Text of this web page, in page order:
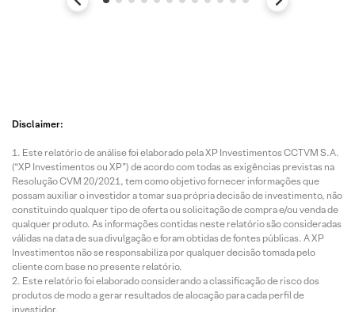
Disclaimer:
Este relatório de análise foi elaborado pela XP Investimentos CCTVM S.A.
(“XP Investimentos ou XP”) de acordo com todas as exigências previstas na
Resolução CVM 20/2021, tem como objetivo fornecer informações que
possam auxiliar o investidor a tomar sua própria decisão de investimento, não
constituindo qualquer tipo de oferta ou solicitação de compra e/ou venda de
qualquer produto. As informações contidas neste relatório são consideradas
válidas na data de sua divulgação e foram obtidas de fontes públicas. A XP
Investimentos não se responsabiliza por qualquer decisão tomada pelo
cliente com base no presente relatório.
Este relatório foi elaborado considerando a classificação de risco dos
produtos de modo a gerar resultados de alocação para cada perfil de
investidor.